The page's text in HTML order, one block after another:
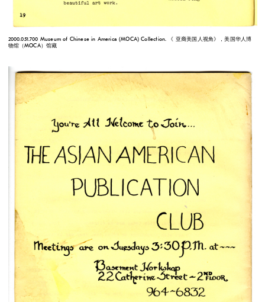
2000.051.700 Museum of Chinese in America (MOCA) Collection. 《 亚裔美国人视角》，美国华人博
物馆（MOCA）馆藏